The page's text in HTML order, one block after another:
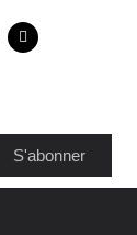
S'abonner